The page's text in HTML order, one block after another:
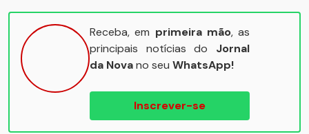
Receba, em primeira mão, as
principais notícias do Jornal
da Novano seu WhatsApp!
Inscrever-se